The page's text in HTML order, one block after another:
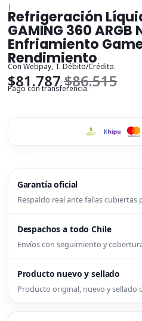
|
Refrigeración
GAMING 360
Enfriamiento
Rendimiento
Con Webpay, T. Débito/Crédito.
$81.787$86.515
Pago con transferencia.
Garantía oficial
Respaldo real ante fallas cubiertas
Despachos a todo Chile
Envíos con seguimiento y
Producto nuevo y sellado
Producto original, nuevo y sellado